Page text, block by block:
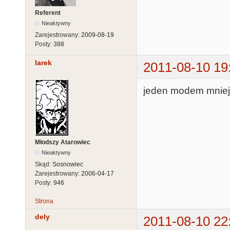
Referent
Nieaktywny
Zarejestrowany: 2009-08-19
Posty: 388
larek 2011-08-10
Młodszy Atarowiec
Nieaktywny
Skąd: Sosnowiec
Zarejestrowany: 2006-04-17
Posty: 946
jeden modem
Strona
dely 2011-08-10